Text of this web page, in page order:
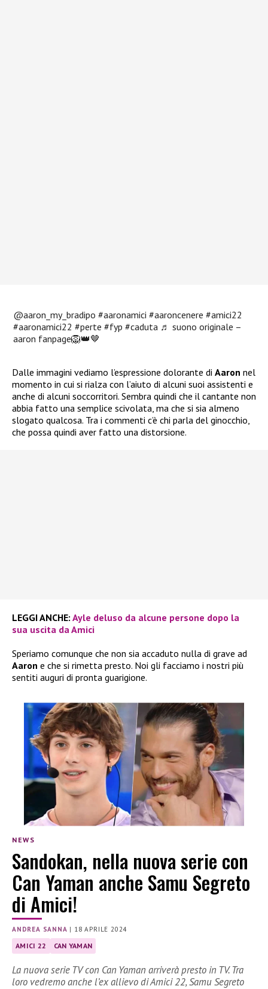
@aaron_my_bradipo #aaronamici #aaroncenere #amici22
#aaronamici22 #perte #fyp #caduta ♬ suono originale –
aaron fanpage🦁👑🤎
Dalle immagini vediamo l’espressione dolorante di Aaron nel
momento in cui si rialza con l’aiuto di alcuni suoi assistenti e
anche di alcuni soccorritori. Sembra quindi che il cantante non
abbia fatto una semplice scivolata, ma che si sia almeno
slogato qualcosa. Tra i commenti c’è chi parla del ginocchio,
che possa quindi aver fatto una distorsione.
LEGGI ANCHE: Ayle deluso da alcune persone dopo la
sua uscita da Amici
Speriamo comunque che non sia accaduto nulla di grave ad
Aaron e che si rimetta presto. Noi gli facciamo i nostri più
sentiti auguri di pronta guarigione.
NEWS
Sandokan, nella nuova serie con
Can Yaman anche Samu Segreto
di Amici!
ANDREA SANNA | 18 APRILE 2024
AMICI 22 CAN YAMAN
La nuova serie TV con Can Yaman arriverà presto in TV. Tra
loro vedremo anche l’ex allievo di Amici 22, Samu Segreto